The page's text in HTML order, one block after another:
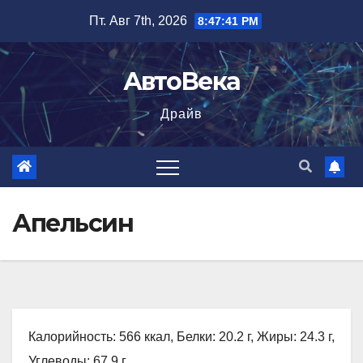
содержимому
Пт. Авг 7th, 2026 8:47:42 PM
АвтоВека
Драйв
Апельсин
Калорийность: 566 ккал, Белки: 20.2 г, Жиры: 24.3 г,